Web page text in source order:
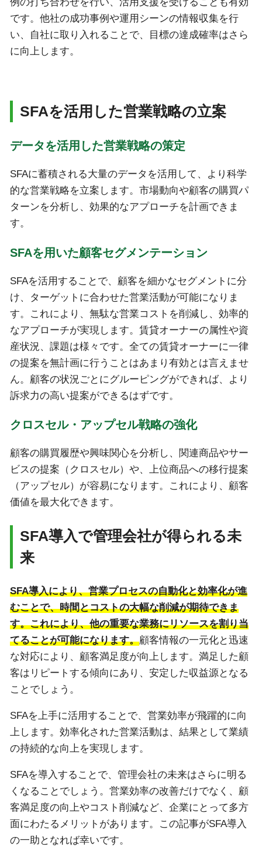
です。他社の成功事例や運用シーンの情報収集を行
い、自社に取り入れることで、目標の達成確率はさら
に向上します。
SFAを活用した営業戦略の立案
データを活用した営業戦略の策定
SFAに蓄積される大量のデータを活用して、より科学
的な営業戦略を立案します。市場動向や顧客の購買パ
ターンを分析し、効果的なアプローチを計画できま
す。
SFAを用いた顧客セグメンテーション
SFAを活用することで、顧客を細かなセグメントに分
け、ターゲットに合わせた営業活動が可能になりま
す。これにより、無駄な営業コストを削減し、効率的
なアプローチが実現します。賃貸オーナーの属性や資
産状況、課題は様々です。全ての賃貸オーナーに一律
の提案を無計画に行うことはあまり有効とは言えませ
ん。顧客の状況ごとにグルーピングができれば、より
訴求力の高い提案ができるはずです。
クロスセル・アップセル戦略の強化
顧客の購買履歴や興味関心を分析し、関連商品やサー
ビスの提案（クロスセル）や、上位商品への移行提案
（アップセル）が容易になります。これにより、顧客
価値を最大化できます。
SFA導入で管理会社が得られる未
来
SFA導入により、営業プロセスの自動化と効率化が進
むことで、時間とコストの大幅な削減が期待できま
す。これにより、他の重要な業務にリソースを割り当
てることが可能になります。顧客情報の一元化と迅速
な対応により、顧客満足度が向上します。満足した顧
客はリピートする傾向にあり、安定した収益源となる
ことでしょう。
SFAを上手に活用することで、営業効率が飛躍的に向
上します。効率化された営業活動は、結果として業績
の持続的な向上を実現します。
SFAを導入することで、管理会社の未来はさらに明る
くなることでしょう。営業効率の改善だけでなく、顧
客満足度の向上やコスト削減など、企業にとって多方
面にわたるメリットがあります。この記事がSFA導入
の一助となれば幸いです。